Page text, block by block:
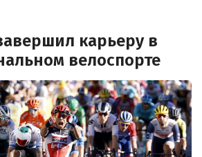
карьеру в
велоспорте